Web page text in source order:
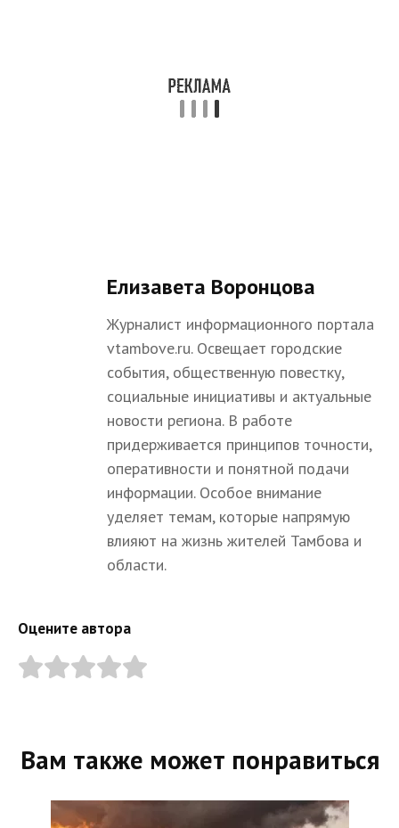
Елизавета Воронцова
Журналист информационного портала
vtambove.ru. Освещает городские
события, общественную повестку,
социальные инициативы и актуальные
новости региона. В работе
придерживается принципов точности,
оперативности и понятной подачи
информации. Особое внимание
уделяет темам, которые напрямую
влияют на жизнь жителей Тамбова и
области.
Оцените автора
Вам также может понравиться